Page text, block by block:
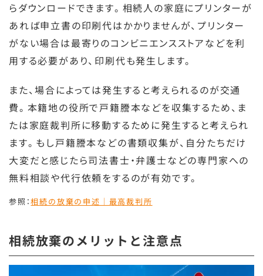
らダウンロードできます。相続人の家庭にプリンターが
あれば申立書の印刷代はかかりませんが、プリンター
がない場合は最寄りのコンビニエンスストアなどを利
用する必要があり、印刷代も発生します。
また、場合によっては発生すると考えられるのが交通
費。本籍地の役所で戸籍謄本などを収集するため、ま
たは家庭裁判所に移動するために発生すると考えられ
ます。もし戸籍謄本などの書類収集が、自分たちだけ
大変だと感じたら司法書士・弁護士などの専門家への
無料相談や代行依頼をするのが有効です。
参照：相続の放棄の申述｜最高裁判所
相続放棄のメリットと注意点